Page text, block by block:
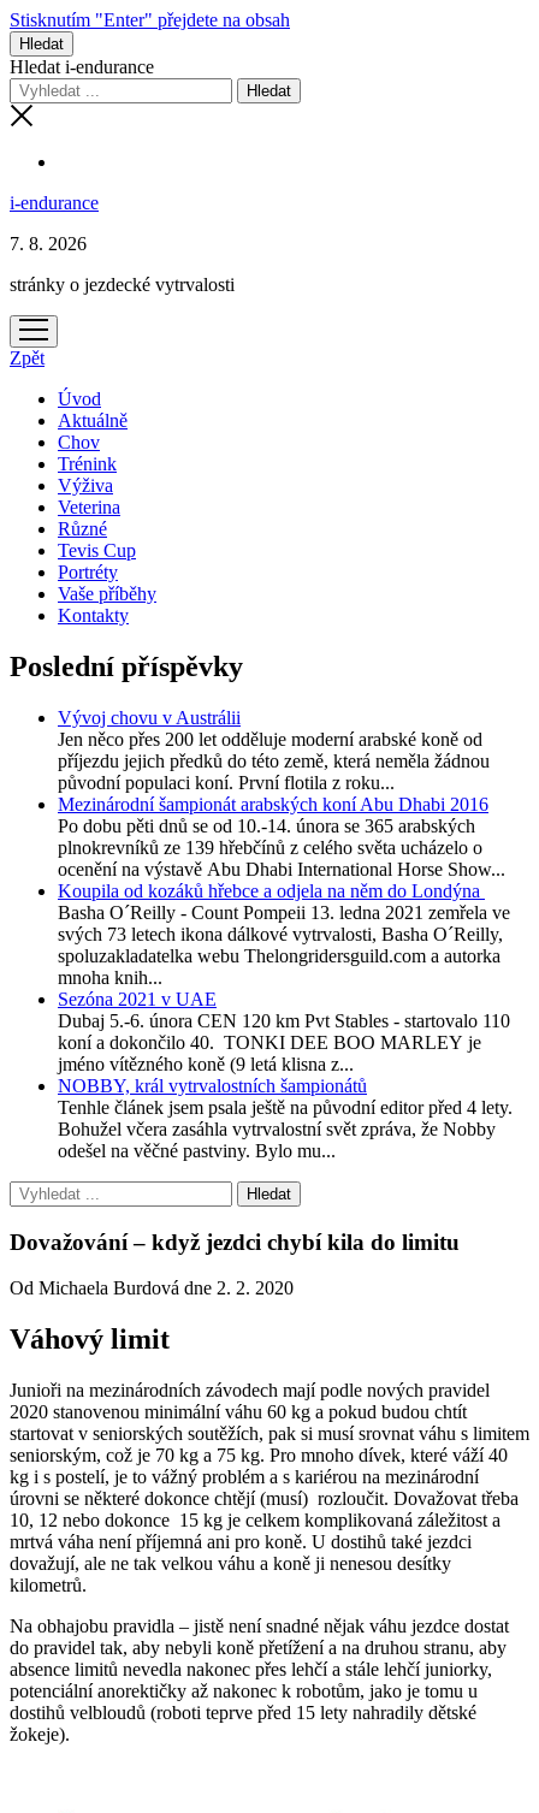
Stisknutím "Enter" přejdete na obsah
Hledat
Hledat i-endurance
i-endurance
7. 8. 2026
stránky o jezdecké vytrvalosti
otevřít
menu
Zpět
Úvod
Aktuálně
Chov
Trénink
Výživa
Veterina
Různé
Tevis Cup
Portréty
Vaše příběhy
Kontakty
Poslední příspěvky
Vývoj chovu v Austrálii
Jen něco přes 200 let odděluje moderní arabské koně od
příjezdu jejich předků do této země, která neměla žádnou
původní populaci koní. První flotila z roku...
Mezinárodní šampionát arabských koní Abu Dhabi 2016
Po dobu pěti dnů se od 10.-14. února se 365 arabských
plnokrevníků ze 139 hřebčínů z celého světa ucházelo o
ocenění na výstavě Abu Dhabi International Horse Show...
Koupila od kozáků hřebce a odjela na něm do Londýna
Basha O´Reilly - Count Pompeii 13. ledna 2021 zemřela ve
svých 73 letech ikona dálkové vytrvalosti, Basha O´Reilly,
spoluzakladatelka webu Thelongridersguild.com a autorka
mnoha knih...
Sezóna 2021 v UAE
Dubaj 5.-6. února CEN 120 km Pvt Stables - startovalo 110
koní a dokončilo 40. TONKI DEE BOO MARLEY je
jméno vítězného koně (9 letá klisna z...
NOBBY, král vytrvalostních šampionátů
Tenhle článek jsem psala ještě na původní editor před 4 lety.
Bohužel včera zasáhla vytrvalostní svět zpráva, že Nobby
odešel na věčné pastviny. Bylo mu...
Dovažování – když jezdci chybí kila do limitu
Od Michaela Burdová dne 2. 2. 2020
Váhový limit
Junioři na mezinárodních závodech mají podle nových pravidel
2020 stanovenou minimální váhu 60 kg a pokud budou chtít
startovat v seniorských soutěžích, pak si musí srovnat váhu s limitem
seniorským, což je 70 kg a 75 kg. Pro mnoho dívek, které váží 40
kg i s postelí, je to vážný problém a s kariérou na mezinárodní
úrovni se některé dokonce chtějí (musí) rozloučit. Dovažovat třeba
10, 12 nebo dokonce 15 kg je celkem komplikovaná záležitost a
mrtvá váha není příjemná ani pro koně. U dostihů také jezdci
dovažují, ale ne tak velkou váhu a koně ji nenesou desítky
kilometrů.
Na obhajobu pravidla – jistě není snadné nějak váhu jezdce dostat
do pravidel tak, aby nebyli koně přetížení a na druhou stranu, aby
absence limitů nevedla nakonec přes lehčí a stále lehčí juniorky,
potenciální anorektičky až nakonec k robotům, jako je tomu u
dostihů velbloudů (roboti teprve před 15 lety nahradily dětské
žokeje).